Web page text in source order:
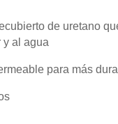
de uretano
y al agua
para más